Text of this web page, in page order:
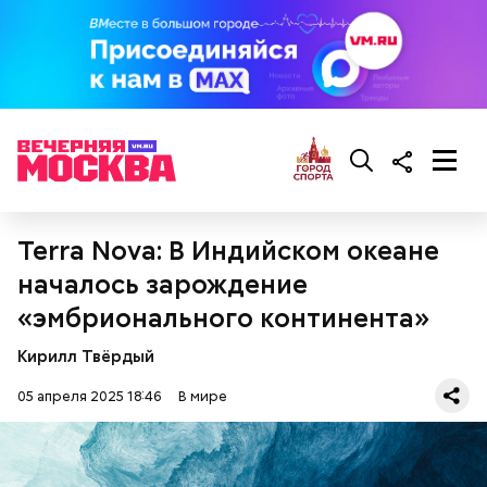
Terra Nova: В Индийском океане
началось зарождение
«эмбрионального континента»
Кирилл Твёрдый
05 апреля 2025 18:46 В мире
Сара Носс (119 лет)